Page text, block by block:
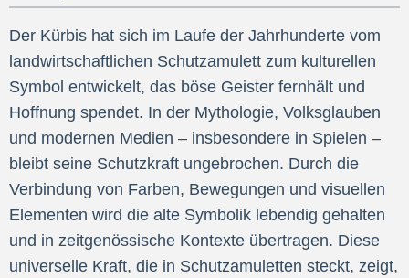
Der Kürbis hat sich im Laufe der Jahrhunderte vom
landwirtschaftlichen Schutzamulett zum kulturellen
Symbol entwickelt, das böse Geister fernhält und
Hoffnung spendet. In der Mythologie, Volksglauben
und modernen Medien – insbesondere in Spielen –
bleibt seine Schutzkraft ungebrochen. Durch die
Verbindung von Farben, Bewegungen und visuellen
Elementen wird die alte Symbolik lebendig gehalten
und in zeitgenössische Kontexte übertragen. Diese
universelle Kraft, die in Schutzamuletten steckt, zeigt,